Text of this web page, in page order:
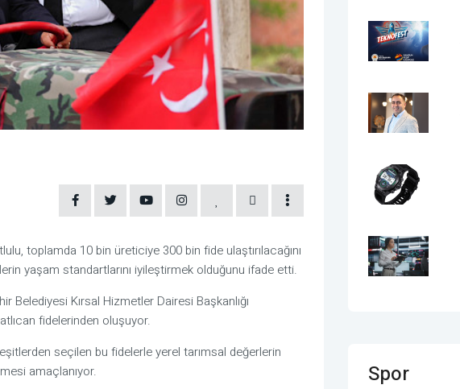
toplamda 10 bin üreticiye 300 bin fide ulaştırılacağını
yaşam standartlarını iyileştirmek olduğunu ifade etti.
Belediyesi Kırsal Hizmetler Dairesi Başkanlığı
fidelerinden oluşuyor.
seçilen bu fidelerle yerel tarımsal değerlerin
amaçlanıyor.
Spor